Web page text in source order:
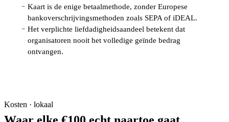
− Kaart is de enige betaalmethode, zonder Europese
bankoverschrijvingsmethoden zoals SEPA of iDEAL.
− Het verplichte liefdadigheidsaandeel betekent dat
organisatoren nooit het volledige geïnde bedrag
ontvangen.
Kosten · lokaal